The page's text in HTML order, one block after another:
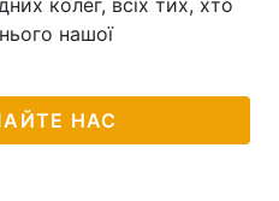
колег, всіх тих, хто
нашої
НАС